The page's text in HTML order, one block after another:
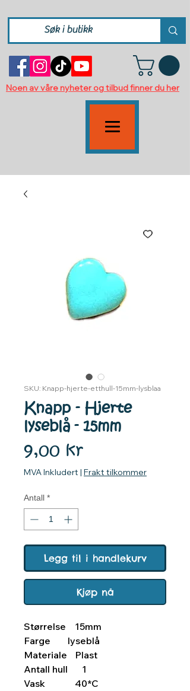
Noen av våre nyheter og tilbud finner du her
SKU: Knapp-hjerte-etthull-15mm-lysblaa
Knapp - Hjerte
lyseblå - 15mm
9,00 krPris
MVA Inkludert | Frakt tilkommer
Antall *
Legg til i handlekurv
Kjøp nå
Størrelse
15mm
Farge
lyseblå
Materiale Plast
Antall hull 1
Vask
40*C